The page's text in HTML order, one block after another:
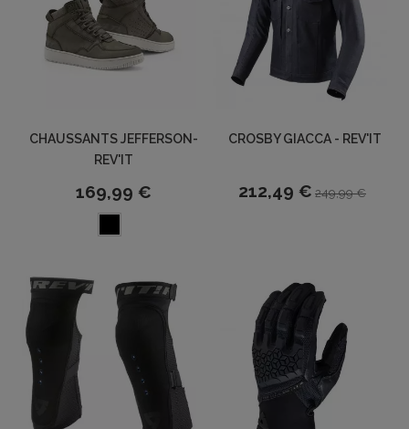
CHAUSSANTS JEFFERSON-
REV'IT
169,99 €
CROSBY GIACCA - REV'IT
212,49 € 249,99 €